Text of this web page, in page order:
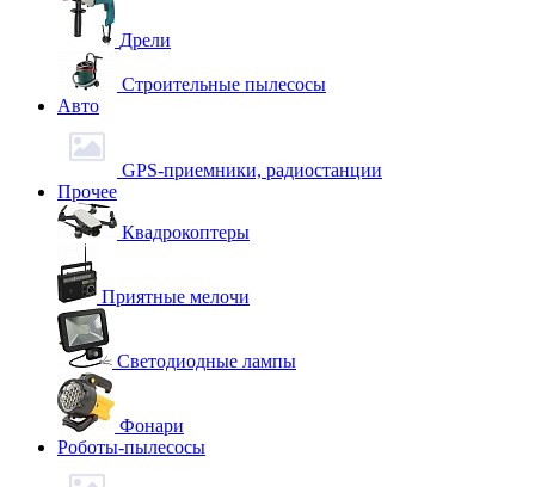
Дрели
Строительные пылесосы
Авто
GPS-приемники, радиостанции
Прочее
Квадрокоптеры
Приятные мелочи
Светодиодные лампы
Фонари
Роботы-пылесосы